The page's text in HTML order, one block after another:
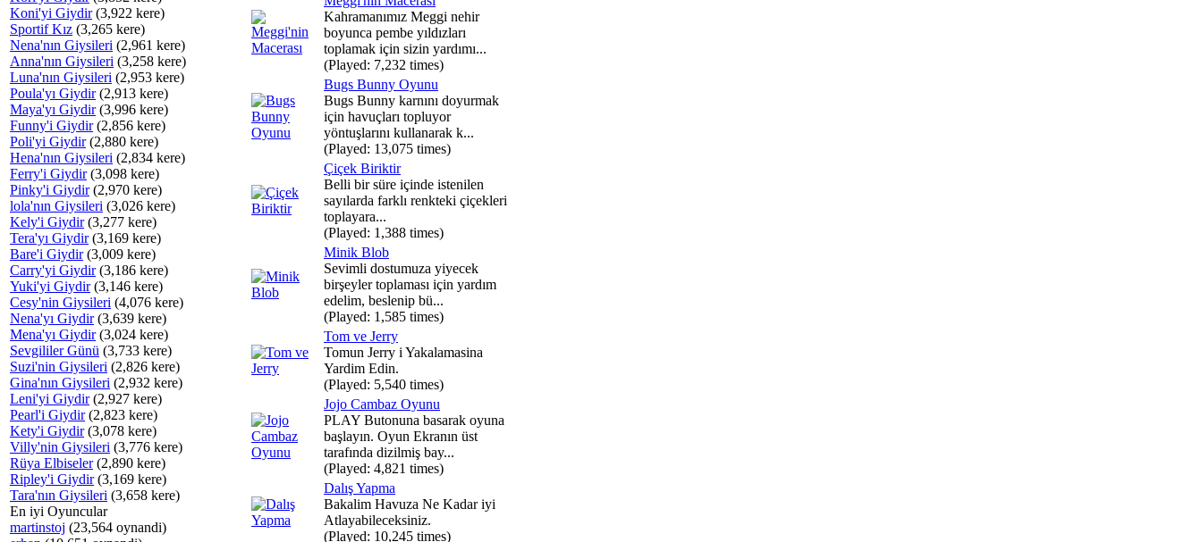
Koni'yi Giydir(3,922 kere)
Sportif Kız (3,265 kere)
Nena'nın Giysileri (2,961 kere)
Anna'nın Giysileri (3,258 kere)
Luna'nın Giysileri (2,953 kere)
Poula'yı Giydir(2,913 kere)
Maya'yı Giydir(3,996 kere)
Funny'i Giydir(2,856 kere)
Poli'yi Giydir(2,880 kere)
Hena'nın Giysileri (2,834 kere)
Ferry'i Giydir(3,098 kere)
Pinky'i Giydir(2,970 kere)
lola'nın Giysileri (3,026 kere)
Kely'i Giydir(3,277 kere)
Tera'yı Giydir(3,169 kere)
Bare'i Giydir(3,009 kere)
Carry'yi Giydir(3,186 kere)
Yuki'yi Giydir(3,146 kere)
Cesy'nin Giysileri (4,076 kere)
Nena'yı Giydir(3,639 kere)
Mena'yı Giydir(3,024 kere)
Sevgililer Günü (3,733 kere)
Suzi'nin Giysileri (2,826 kere)
Gina'nın Giysileri (2,932 kere)
Leni'yi Giydir(2,927 kere)
Pearl'i Giydir(2,823 kere)
Kety'i Giydir(3,078 kere)
Villy'nin Giysileri (3,776 kere)
Rüya Elbiseler(2,890 kere)
Ripley'i Giydir(3,169 kere)
Tara'nın Giysileri (3,658 kere)
En iyi Oyuncular
martinstoj (23,564 oynandi)
Kahramanımız Meggi nehir
boyunca pembe yıldızları
toplamak için sizin yardımı...
(Played: 7,232 times)
Bugs Bunny Oyunu
Bugs Bunny karnını doyurmak
için havuçları topluyor
yöntuşlarını kullanarak k...
(Played: 13,075 times)
Çiçek Biriktir
Belli bir süre içinde istenilen
sayılarda farklı renkteki çiçekleri
toplayara...
(Played: 1,388 times)
Minik Blob
Sevimli dostumuza yiyecek
birşeyler toplaması için yardım
edelim, beslenip bü...
(Played: 1,585 times)
Tom ve Jerry
Tomun Jerry i Yakalamasina
Yardim Edin.
(Played: 5,540 times)
Jojo Cambaz Oyunu
PLAY Butonuna basarak oyuna
başlayın. Oyun Ekranın üst
tarafında dizilmiş bay...
(Played: 4,821 times)
Dalış Yapma
Bakalim Havuza Ne Kadar iyi
Atlayabileceksiniz.
(Played: 10,245 times)